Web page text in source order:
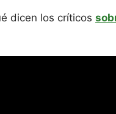
dicen los críticos